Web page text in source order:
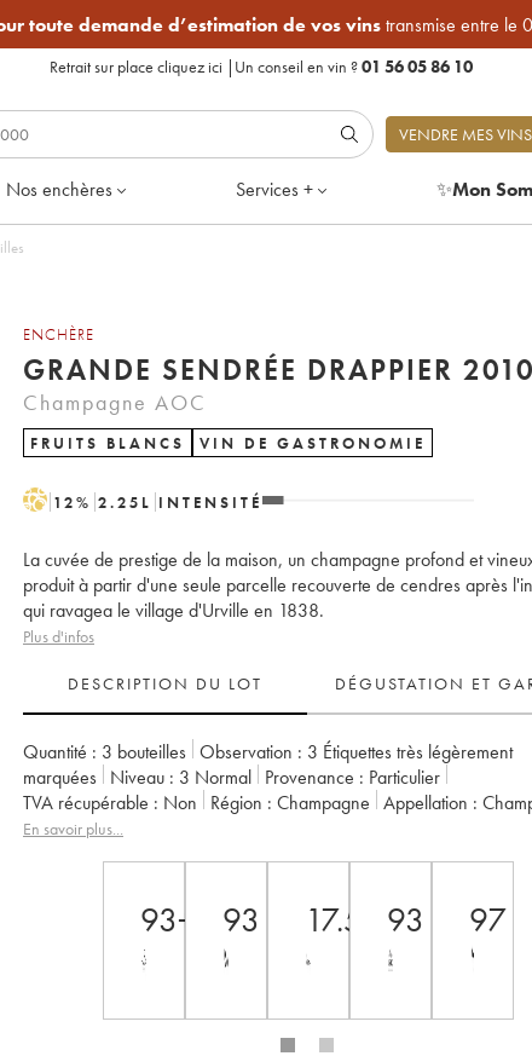
toute demande d’estimation de vos vinstransmise entre le
Retrait sur place cliquez ici | Un conseil en vin ?01 56 05 86 10
VENDRE MES VINS
Nos enchères Services + ✨Mon
ENCHÈRE
GRANDE SENDRÉE DRAPPIER
Champagne AOC
FRUITS BLANCS VIN DE GASTRONOMIE
H 12% 2.25 L INTENSITÉ
La cuvée de prestige de la maison, un champagne profond et
produit à partir d'une seule parcelle recouverte de cendres après
qui ravagea le village d'Urville en 1838.
Plus d'infos
DESCRIPTION DU LOT DÉGUSTATION ET
Quantité : 3 bouteilles Observation : 3 Étiquettes très légèrement
marquées
Niveau : 3 Normal Provenance : particulier
TVA récupérable :
non Région : Champagne Appellation :
Propriétaire :
En savoir plus...
93+ 93 17.5 93 97